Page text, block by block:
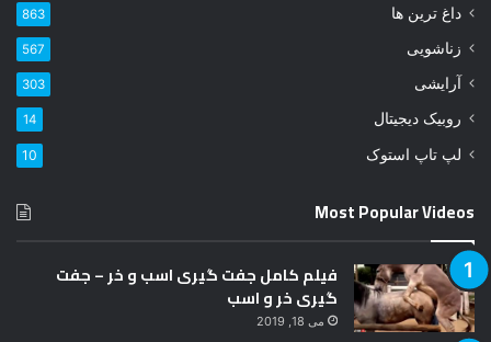
ا
ا
ر
ک
ن
داغ ترین ها 863
زناشویی 567
آرایشی 303
روبیک دیجیتال 14
لپ تاپ استوک 10
Most Popular Videos
فیلم کامل جفت گیری اسب و خر – جفت
گیری خر و اسب
می 18, 2019